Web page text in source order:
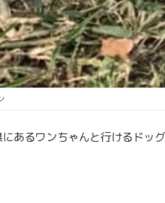
あるワンちゃんと行けるドッ